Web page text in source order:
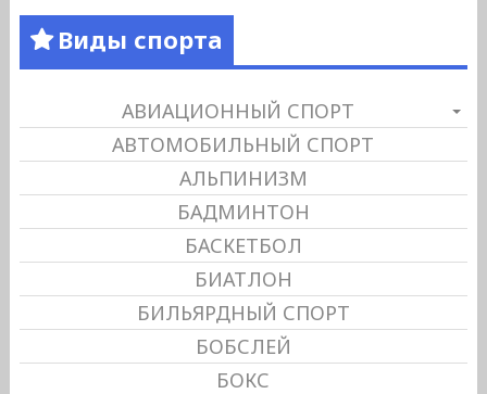
Виды спорта
АВИАЦИОННЫЙ СПОРТ
АВТОМОБИЛЬНЫЙ СПОРТ
АЛЬПИНИЗМ
БАДМИНТОН
БАСКЕТБОЛ
БИАТЛОН
БИЛЬЯРДНЫЙ СПОРТ
БОБСЛЕЙ
БОКС